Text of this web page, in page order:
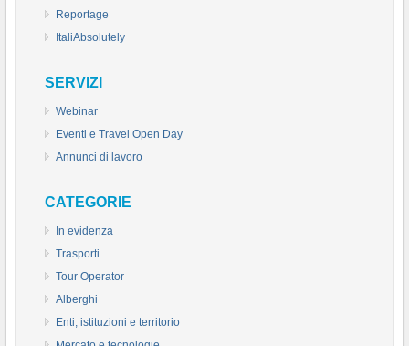
Reportage
ItaliAbsolutely
SERVIZI
Webinar
Eventi e Travel Open Day
Annunci di lavoro
CATEGORIE
In evidenza
Trasporti
Tour Operator
Alberghi
Enti, istituzioni e territorio